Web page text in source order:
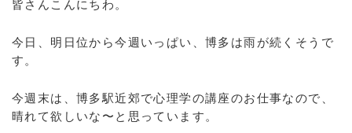
皆さんこんにちわ。
今日、明日位から今週いっぱい、博多は雨が続くそうで
す。
今週末は、博多駅近郊で心理学の講座のお仕事なので、
晴れて欲しいな〜と思っています。